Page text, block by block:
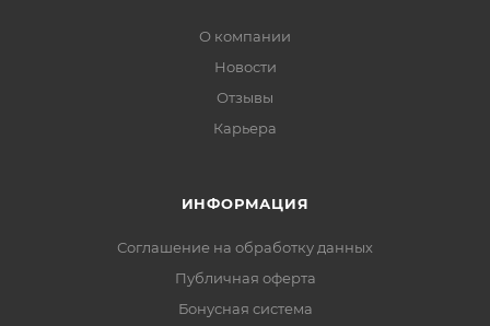
О компании
Новости
Отзывы
Карьера
ИНФОРМАЦИЯ
Соглашение на обработку данных
Публичная оферта
Бонусная система